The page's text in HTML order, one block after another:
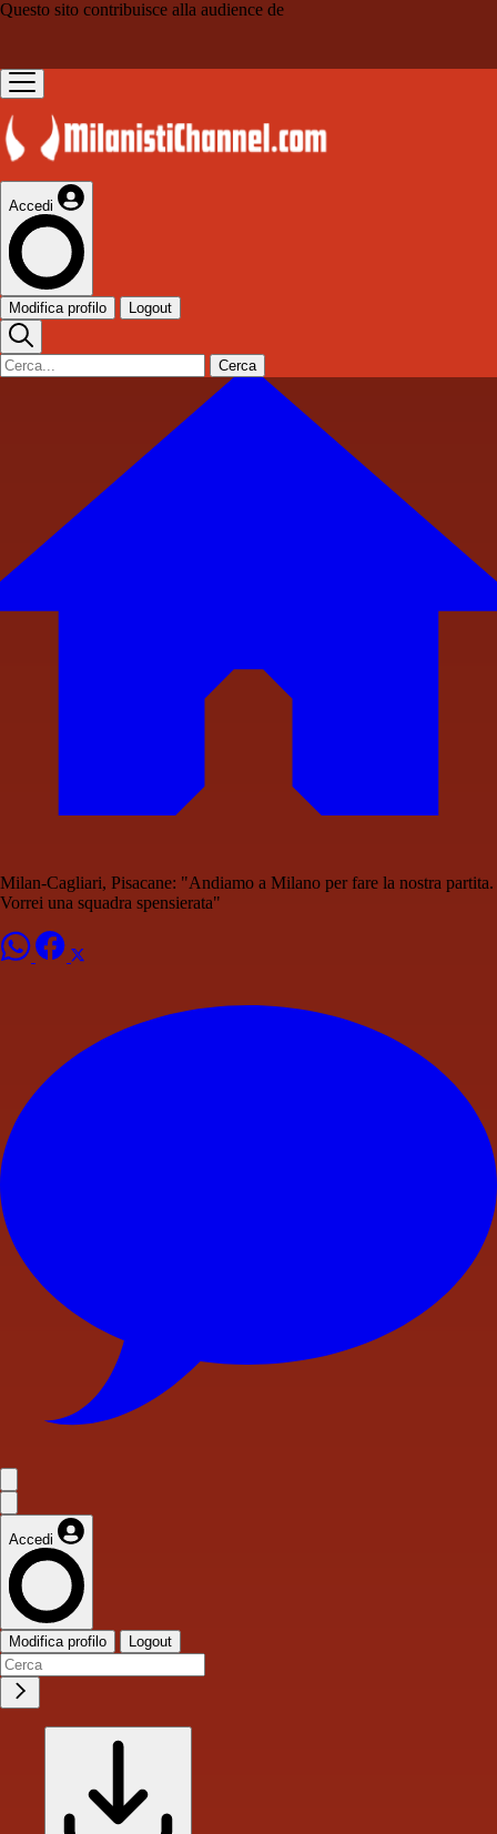
Questo sito contribuisce alla audience de
Accedi
Modifica profilo Logout
Cerca
Milan-Cagliari, Pisacane: "Andiamo a Milano per fare la nostra partita.
Vorrei una squadra spensierata"
Accedi
Modifica profilo Logout